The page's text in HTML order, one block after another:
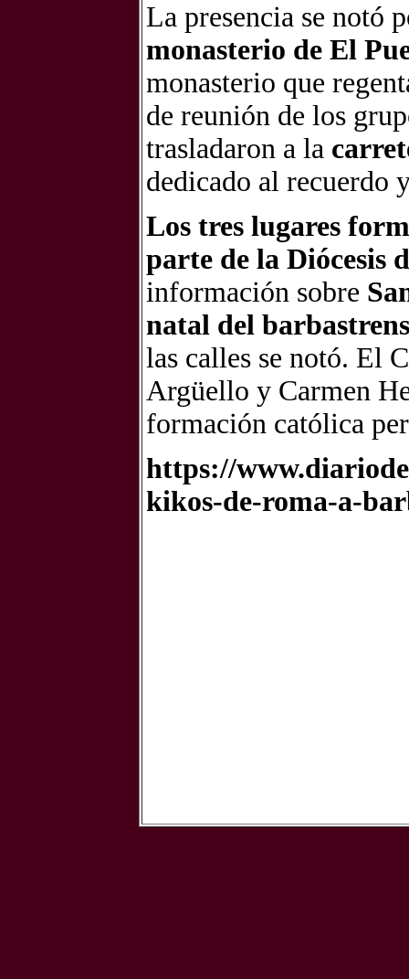
La presencia se notó
monasterio de El
monasterio que
de reunión de los
trasladaron a la
dedicado al recuerdo
Los tres lugares
parte de la Diócesis
información sobre
natal del
las calles se notó. El
Argüello y Carmen
formación católica
https://
kikos-de-roma-a-